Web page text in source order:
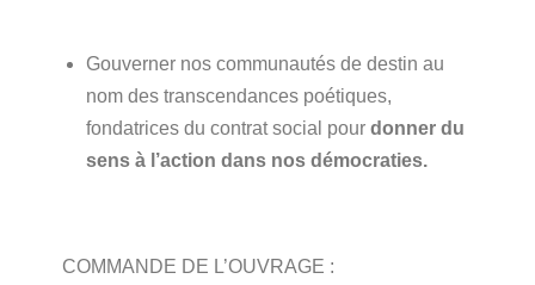
Gouverner nos communautés de destin au
nom des transcendances poétiques,
fondatrices du contrat social pourdonner du
sens à l’action dans nos démocraties.
COMMANDE DE L’OUVRAGE :